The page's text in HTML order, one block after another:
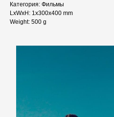
Категория: Фильмы
LxWxH: 1x300x400 mm
Weight: 500 g